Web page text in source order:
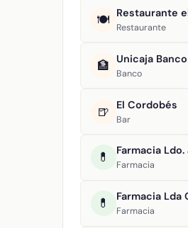
🍽️ Restaurante
Restaurante
🏦 Unicaja Banco
Banco
🍺 El Cordobés
Bar
💊 Farmacia
Farmacia
💊 Farmacia Lda
Farmacia